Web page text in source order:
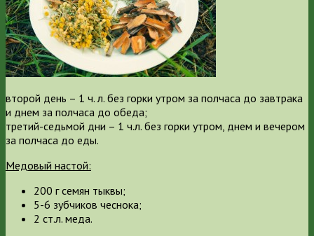
второй день – 1 ч. л. без горки утром за полчаса до завтрака
и днем за полчаса до обеда;
третий-седьмой дни – 1 ч.л. без горки утром, днем и вечером
за полчаса до еды.
Медовый настой:
200 г семян тыквы;
5-6 зубчиков чеснока;
2 ст.л. меда.